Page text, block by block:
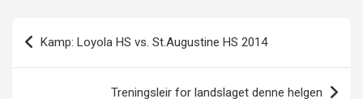
Innleggsnavigasjon
Kamp: Loyola HS vs. St.Augustine HS 2014
Treningsleir for landslaget denne helgen